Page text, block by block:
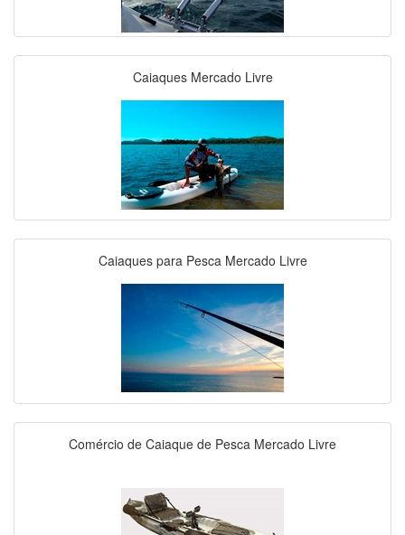
Caiaques Mercado Livre
Caiaques para Pesca Mercado Livre
Comércio de Caiaque de Pesca Mercado Livre